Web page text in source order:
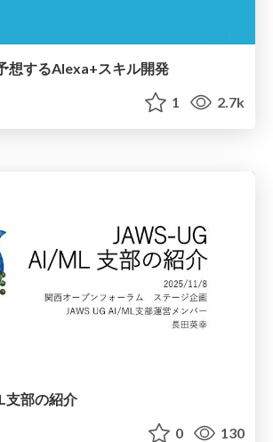
想するAlexa+スキル開発
1 2.7k
支部の紹介
0 130